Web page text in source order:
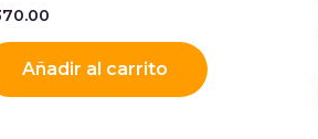
Añadir al carrito